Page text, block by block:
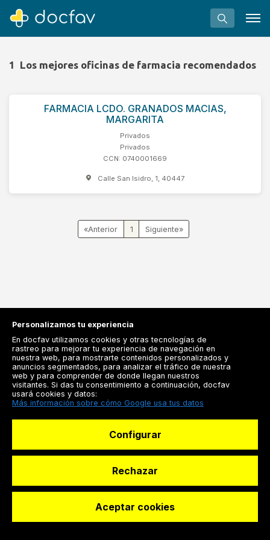
Buscar
Software para clínicas
Soporte
¿Eres un doctor?
1 Los mejores oficinas de farmacia recomendados
FARMACIA LCDO. GRANADOS MACIAS,
MARGARITA
Privados
Privados
CCN: 0740001669
Calle San Isidro, 1, 40447
« 1 »
Registrarse
Docfav
Especialistas
© Dashboard Technologies S.L
Personalizamos tu experiencia
En docfav utilizamos cookies y otras tecnologías de
rastreo para mejorar tu experiencia de navegación en
nuestra web, para mostrarte contenidos personalizados y
anuncios segmentados, para analizar el tráfico de nuestra
web y para comprender de donde llegan nuestros
visitantes. Si das tu consentimiento a continuación, docfav
usará cookies y datos:
Más información sobre cómo Google usa tus datos
Configurar
Rechazar
Aceptar cookies